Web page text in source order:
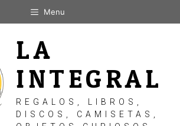
Menu
LA
INTEGRAL
REGALOS, LIBROS,
DISCOS, CAMISETAS,